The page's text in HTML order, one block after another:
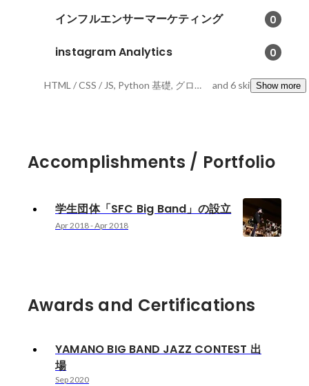
インフルエンサーマーケティング 0
instagram Analytics 0
HTML / CSS / JS, Python 基礎, グロースハック and 6 skillsShow more
Accomplishments / Portfolio
学生団体「SFC Big Band」の設立
Apr 2018-Apr 2018
Awards and Certifications
YAMANO BIG BAND JAZZ CONTEST 出
場
Sep 2020